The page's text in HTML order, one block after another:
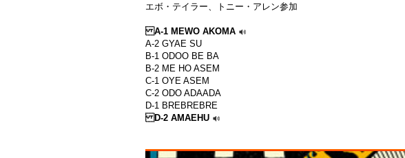
エボ・テイラー、トニー・アレン参加
A-1 MEWO AKOMA
A-2 GYAE SU
B-1 ODOO BE BA
B-2 ME HO ASEM
C-1 OYE ASEM
C-2 ODO ADAADA
D-1 BREBREBRE
D-2 AMAEHU